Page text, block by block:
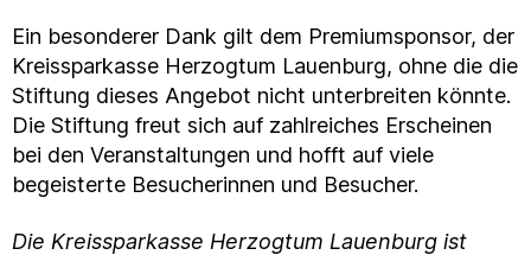
Ein besonderer Dank gilt dem Premiumsponsor, der
Kreissparkasse Herzogtum Lauenburg, ohne die die
Stiftung dieses Angebot nicht unterbreiten könnte.
Die Stiftung freut sich auf zahlreiches Erscheinen
bei den Veranstaltungen und hofft auf viele
begeisterte Besucherinnen und Besucher.
Die Kreissparkasse Herzogtum Lauenburg ist